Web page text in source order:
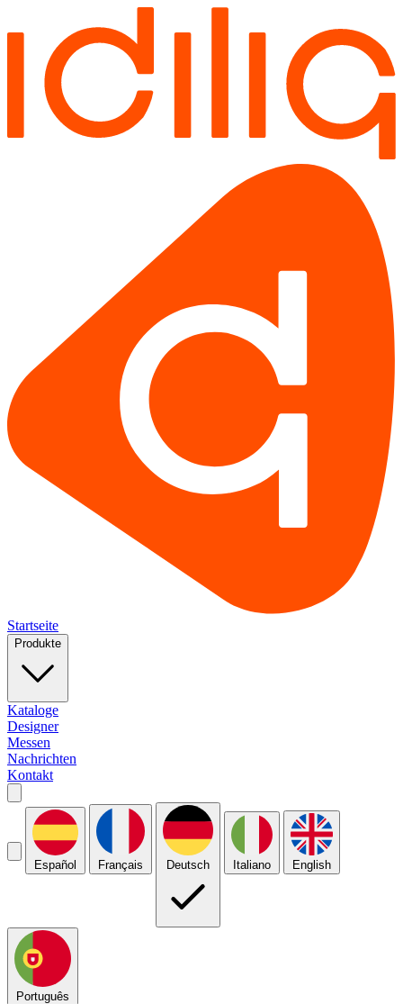
Startseite
Produkte
Kataloge
Designer
Messen
Nachrichten
Kontakt
Español Français Deutsch Italiano English
Português